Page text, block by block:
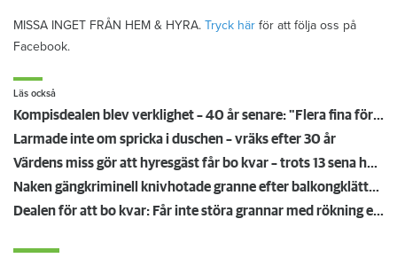
MISSA INGET FRÅN HEM & HYRA. Tryck här för att följa oss på
Facebook.
Läs också
Kompisdealen blev verklighet – 40 år senare: "Flera fina fördelar med att dela bostad"
Larmade inte om spricka i duschen – vräks efter 30 år
Värdens miss gör att hyresgäst får bo kvar – trots 13 sena hyror
Naken gängkriminell knivhotade granne efter balkongklättring
Dealen för att bo kvar: Får inte störa grannar med rökning eller utsätta dem för brandfara